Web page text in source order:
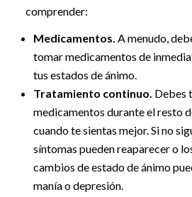
comprender:
Medicamentos.A menudo,
tomar medicamentos de
tus estados de ánimo.
Tratamiento continuo. Debes
medicamentos durante el resto
cuando te sientas mejor. Si no
síntomas pueden reaparecer o
cambios de estado de ánimo
manía o depresión.